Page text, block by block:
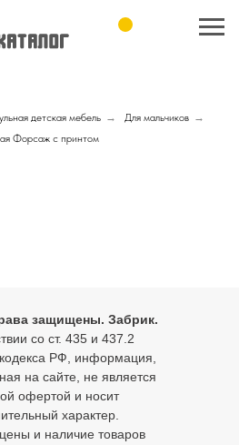
детская мебель → Для мальчиков →
Форсаж с принтом
защищены. Забрик.
со ст. 435 и 437.2
кодекса РФ, информация,
на сайте, не является
офертой и носит
характер.
и наличие товаров